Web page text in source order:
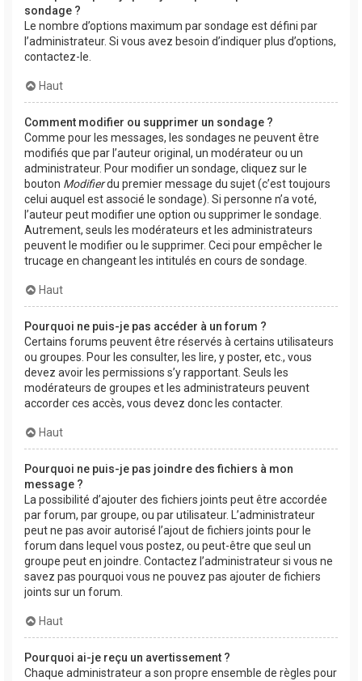
sondage ?
Le nombre d’options maximum par sondage est défini par
l’administrateur. Si vous avez besoin d’indiquer plus d’options,
contactez-le.
Haut
Comment modifier ou supprimer un sondage ?
Comme pour les messages, les sondages ne peuvent être
modifiés que par l’auteur original, un modérateur ou un
administrateur. Pour modifier un sondage, cliquez sur le
bouton Modifierdu premier message du sujet (c’est toujours
celui auquel est associé le sondage). Si personne n’a voté,
l’auteur peut modifier une option ou supprimer le sondage.
Autrement, seuls les modérateurs et les administrateurs
peuvent le modifier ou le supprimer. Ceci pour empêcher le
trucage en changeant les intitulés en cours de sondage.
Haut
Pourquoi ne puis-je pas accéder à un forum ?
Certains forums peuvent être réservés à certains utilisateurs
ou groupes. Pour les consulter, les lire, y poster, etc., vous
devez avoir les permissions s’y rapportant. Seuls les
modérateurs de groupes et les administrateurs peuvent
accorder ces accès, vous devez donc les contacter.
Haut
Pourquoi ne puis-je pas joindre des fichiers à mon
message ?
La possibilité d’ajouter des fichiers joints peut être accordée
par forum, par groupe, ou par utilisateur. L’administrateur
peut ne pas avoir autorisé l’ajout de fichiers joints pour le
forum dans lequel vous postez, ou peut-être que seul un
groupe peut en joindre. Contactez l’administrateur si vous ne
savez pas pourquoi vous ne pouvez pas ajouter de fichiers
joints sur un forum.
Haut
Pourquoi ai-je reçu un avertissement ?
Chaque administrateur a son propre ensemble de règles pour